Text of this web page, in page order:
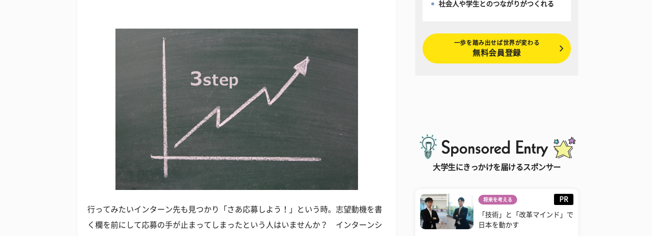
行ってみたいインターン先も見つかり「さあ応募しよう！」という時。志望動機を書
く欄を前にして応募の手が止まってしまったという人はいませんか？ インターンシ
社会人や学生とのつながりがつくれる
一歩を踏み出せば世界が変わる
無料会員登録
大学生にきっかけを届けるスポンサー
将来を考える PR
「技術」と「改革マインド」で
日本を動かす